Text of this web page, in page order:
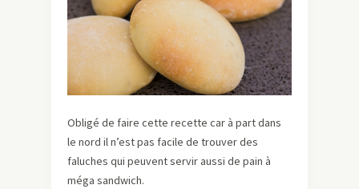
Obligé de faire cette recette car à part dans
le nord il n’est pas facile de trouver des
faluches qui peuvent servir aussi de pain à
méga sandwich.